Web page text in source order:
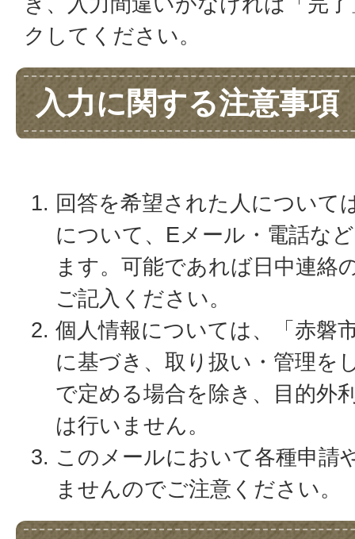
クしてください。
入力に関する注意事項
回答を希望された人について
について、Eメール・電話な
ます。可能であれば日中連絡
ご記入ください。
個人情報については、「赤磐
に基づき、取り扱い・管理を
で定める場合を除き、目的外
は行いません。
このメールにおいて各種申請
ませんのでご注意ください。